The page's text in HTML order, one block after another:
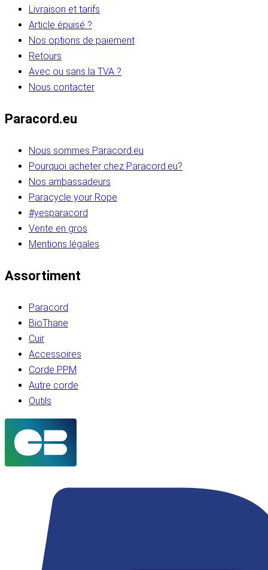
Livraison et tarifs
Article épuisé ?
Nos options de paiement
Retours
Avec ou sans la TVA ?
Nous contacter
Paracord.eu
Nous sommes Paracord.eu
Pourquoi acheter chez Paracord.eu?
Nos ambassadeurs
Paracycle your Rope
#yesparacord
Vente en gros
Mentions légales
Assortiment
Paracord
BioThane
Cuir
Accessoires
Corde PPM
Autre corde
Outils